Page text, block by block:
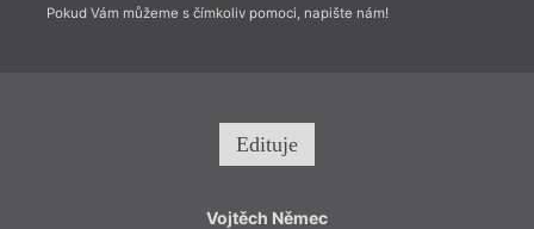
Pokud Vám můžeme s čímkoliv pomoci, napište nám!
Edituje
Vojtěch Němec